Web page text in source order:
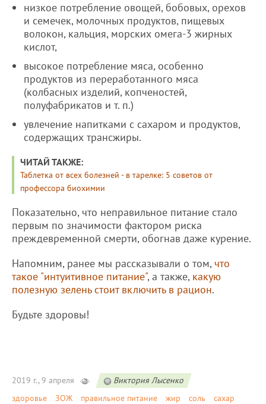
низкое потребление овощей, бобовых, орехов
и семечек, молочных продуктов, пищевых
волокон, кальция, морских омега-3 жирных
кислот,
высокое потребление мяса, особенно
продуктов из переработанного мяса
(колбасных изделий, копченостей,
полуфабрикатов и т. п.)
увлечение напитками с сахаром и продуктов,
содержащих трансжиры.
ЧИТАЙ ТАКЖЕ:
Таблетка от всех болезней - в тарелке: 5 советов от
профессора биохимии
Показательно, что неправильное питание стало
первым по значимости фактором риска
преждевременной смерти, обогнав даже курение.
Напомним, ранее мы рассказывали о том, что
такое "интуитивное питание", а также, какую
полезную зелень стоит включить в рацион.
Будьте здоровы!
2019 г., 9 апреля
Виктория Лысенко
здоровье
ЗОЖ правильное питание жир соль
сахар